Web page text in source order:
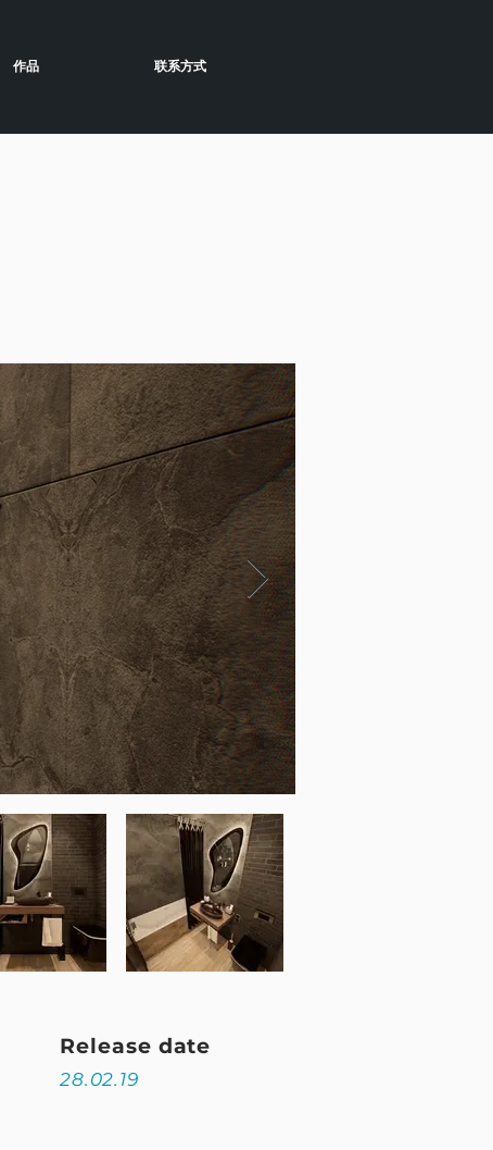
作品 联系方式
Release date
28.02.19